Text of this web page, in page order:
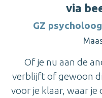
via
GZ
Of je nu aan de
verblijft of gewoon
voor je klaar, waar